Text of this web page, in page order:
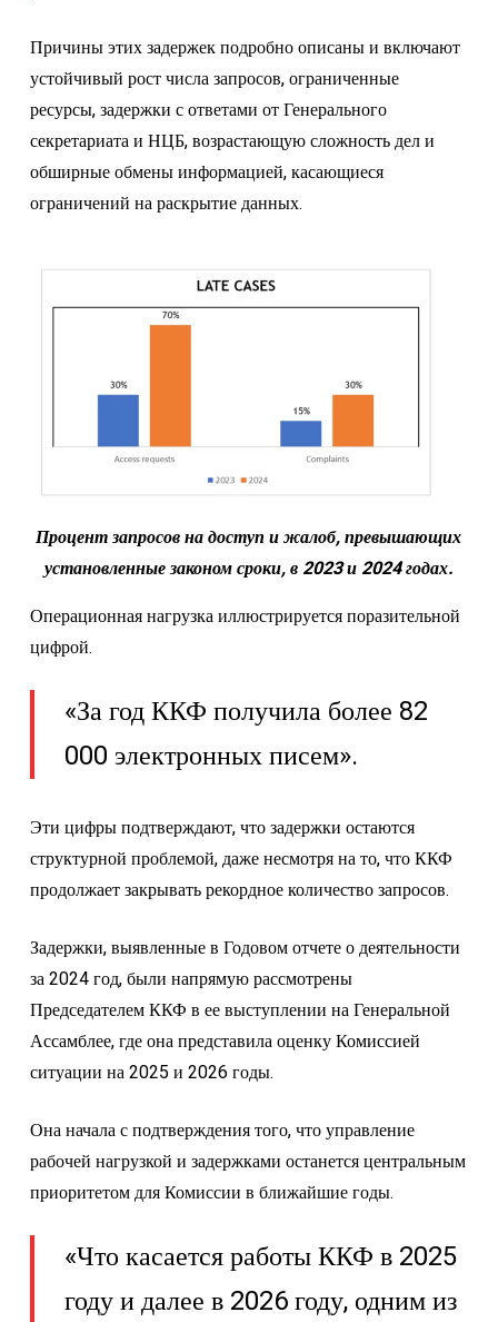
Причины этих задержек подробно описаны и включают
устойчивый рост числа запросов, ограниченные
ресурсы, задержки с ответами от Генерального
секретариата и НЦБ, возрастающую сложность дел и
обширные обмены информацией, касающиеся
ограничений на раскрытие данных.
Процент запросов на доступ и жалоб, превышающих
установленные законом сроки, в 2023 и 2024 годах.
Операционная нагрузка иллюстрируется поразительной
цифрой.
«За год ККФ получила более 82
000 электронных писем».
Эти цифры подтверждают, что задержки остаются
структурной проблемой, даже несмотря на то, что ККФ
продолжает закрывать рекордное количество запросов.
Задержки, выявленные в Годовом отчете о деятельности
за 2024 год, были напрямую рассмотрены
Председателем ККФ в ее выступлении на Генеральной
Ассамблее, где она представила оценку Комиссией
ситуации на 2025 и 2026 годы.
Она начала с подтверждения того, что управление
рабочей нагрузкой и задержками останется центральным
приоритетом для Комиссии в ближайшие годы.
«Что касается работы ККФ в 2025
году и далее в 2026 году, одним из